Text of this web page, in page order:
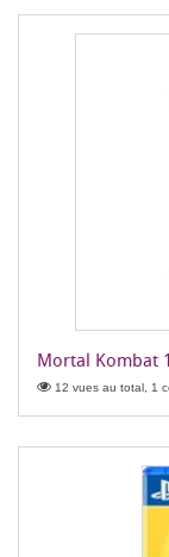
Mortal Kombat
12 vues au total, 1